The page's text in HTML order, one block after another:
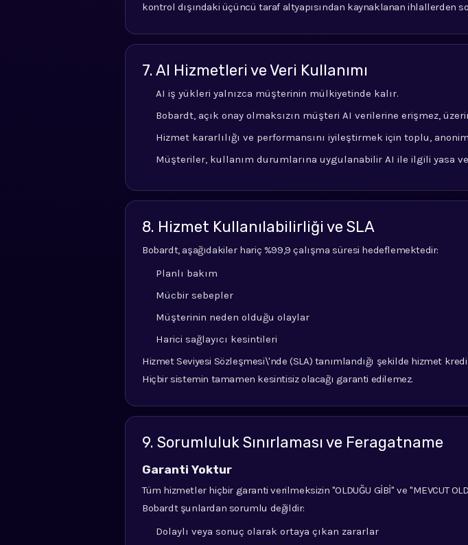
kontrol dışındaki üçüncü taraf altyapısından kaynaklanan ihlallerden
7. AI Hizmetleri ve Veri Kullanımı
AI iş yükleri yalnızca müşterinin mülkiyetinde kalır.
Bobardt, açık onay olmaksızın müşteri AI verilerine erişmez,
Hizmet kararlılığı ve performansını iyileştirmek için toplu,
Müşteriler, kullanım durumlarına uygulanabilir AI ile ilgili yasa
8. Hizmet Kullanılabilirliği ve SLA
Bobardt, aşağıdakiler hariç %99,9 çalışma süresi hedeflemektedir:
Planlı bakım
Mücbir sebepler
Müşterinin neden olduğu olaylar
Harici sağlayıcı kesintileri
Hizmet Seviyesi Sözleşmesi\'nde (SLA) tanımlandığı şekilde hizmet
Hiçbir sistemin tamamen kesintisiz olacağı garanti edilemez.
9. Sorumluluk Sınırlaması ve Feragatname
Garanti Yoktur
Tüm hizmetler hiçbir garanti verilmeksizin "OLDUĞU GİBİ" ve "MEVCUT
Bobardt şunlardan sorumlu değildir:
Dolaylı veya sonuç olarak ortaya çıkan zararlar